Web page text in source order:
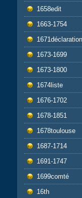
1658edit
1663-1754
1671déclaration
1673-1699
1673-1800
1674liste
1676-1702
1678-1851
1678toulouse
1687-1714
1691-1747
1699comté
16th